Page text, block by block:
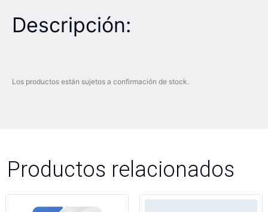
Descripción:
Los productos están sujetos a confirmación de stock.
Productos relacionados